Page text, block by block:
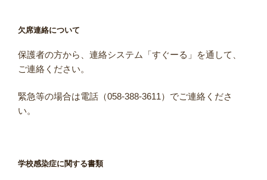
欠席連絡について
保護者の方から、連絡システム「すぐーる」を通して、
ご連絡ください。
緊急等の場合は電話（058-388-3611）でご連絡くださ
い。
学校感染症に関する書類